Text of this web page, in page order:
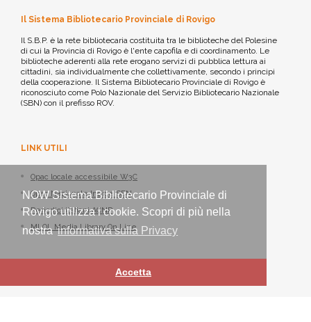
NOW Sistema Bibliotecario Provinciale di
Rovigo utilizza i cookie. Scopri di più nella
nostrainformativa sulla Privacy
Accetta
Il Sistema Bibliotecario Provinciale di Rovigo
Il S.B.P. è la rete bibliotecaria costituita tra le biblioteche del Polesine
di cui la Provincia di Rovigo è l'ente capofila e di coordinamento. Le
biblioteche aderenti alla rete erogano servizi di pubblica lettura ai
cittadini, sia individualmente che collettivamente, secondo i principi
della cooperazione. Il Sistema Bibliotecario Provinciale di Rovigo è
riconosciuto come Polo Nazionale del Servizio Bibliotecario Nazionale
(SBN) con il prefisso ROV.
LINK UTILI
Opac locale accessibile W3C
Opac Nazionale Indice SBN
Periodici italiani ACNP
MLOL Media Library On Line